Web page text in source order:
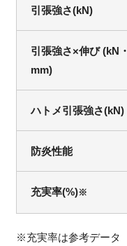
引張強さ(kN)
引張強さ×伸び (kN・
mm)
ハトメ引張強さ(kN)
防炎性能
充実率(%)※
※充実率は参考データ